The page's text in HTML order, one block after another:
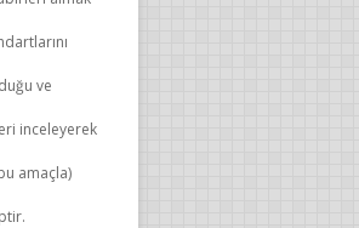
ve
inceleyerek
amaçla)